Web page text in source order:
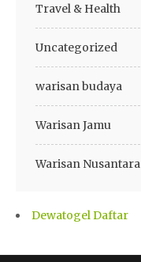
Travel & Health
Uncategorized
warisan budaya
Warisan Jamu
Warisan Nusantara
Dewatogel Daftar